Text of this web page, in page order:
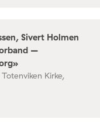
Sivert Holmen
–
Kirke,